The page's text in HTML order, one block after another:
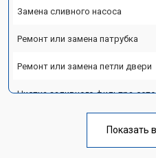
Замена сливного насоса
Ремонт или замена патрубка
Ремонт или замена петли двери
Чистка заливного фильтра-
Ремонт теплообменника
Показать